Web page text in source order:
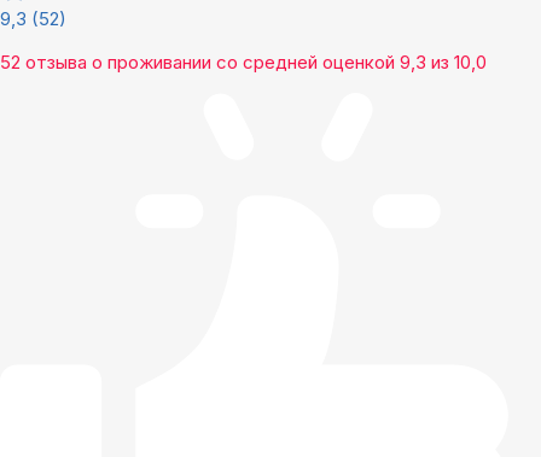
9,3 (52)
52 отзыва о проживании со средней оценкой 9,3 из 10,0